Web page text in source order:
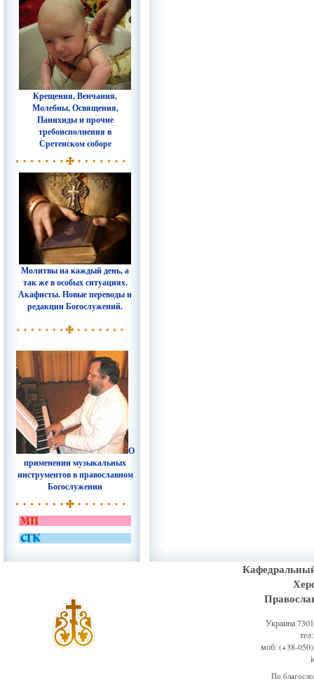
Крещения, Венчания,
Молебны, Освящения,
Панихиды и прочие
требоисполнения в
Сретенском соборе
Молитвы на каждый день, а
так же в особых ситуациях.
Акафисты. Новые переводы и
редакции Богослужений.
О
применении музыкальных
инструментов в православном
Богослужении
Украина
моб: (+38-
По